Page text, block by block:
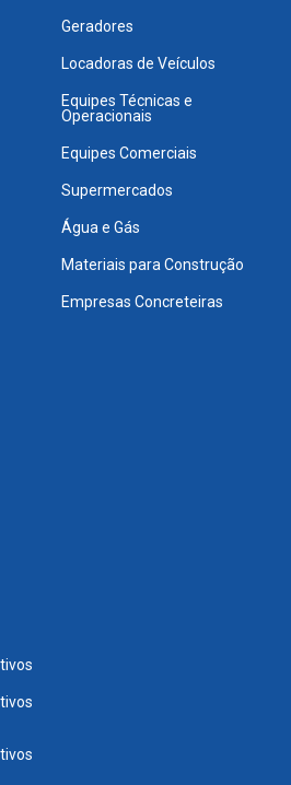
Geradores
Locadoras de Veículos
Equipes Técnicas e
Operacionais
Equipes Comerciais
Supermercados
Água e Gás
Materiais para Construção
Empresas Concreteiras